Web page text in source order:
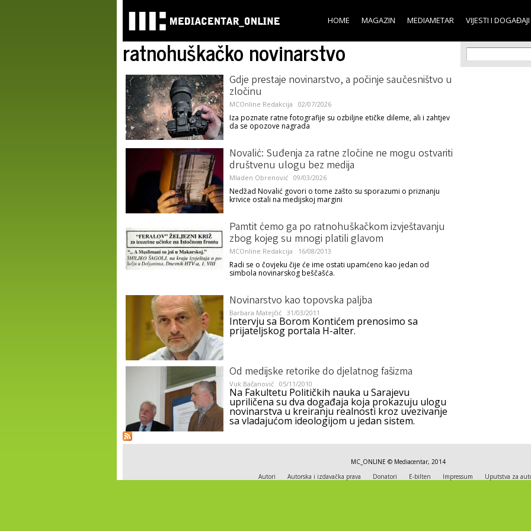
main
content
HOME MAGAZIN MEDIAMETAR VIJESTI I DOGAĐAJI
ratnohuškačko novinarstvo
Gdje prestaje novinarstvo, a počinje saučesništvo u
zločinu
MCOnline Redakcija 02/07/2026
Iza poznate ratne fotografije su ozbiljne etičke dileme, ali i zahtjev
da se opozove nagrada
Novalić: Suđenja za ratne zločine ne mogu ostvariti
društvenu ulogu bez medija
Mladen Obrenović 09/03/2026
Nedžad Novalić govori o tome zašto su sporazumi o priznanju
krivice ostali na medijskoj margini
Pamtit ćemo ga po ratnohuškačkom izvještavanju
zbog kojeg su mnogi platili glavom
MCOnline Redakcija 16/08/2013
Radi se o čovjeku čije će ime ostati upamćeno kao jedan od
simbola novinarskog beščašća.
Novinarstvo kao topovska paljba
Barbara Matejčić 31/03/2011
Intervju sa Borom Kontićem prenosimo sa
prijateljskog portala H-alter.
Od medijske retorike do djelatnog fašizma
Vuk Bačanović 05/11/2010
Na Fakultetu Političkih nauka u Sarajevu
upriličena su dva događaja koja prokazuju ulogu
novinarstva u kreiranju realnosti kroz uvezivanje
sa vladajućom ideologijom u jedan sistem.
Search
Search
MC_ONLINE © Mediacentar, 2014
Autori
Autorska i izdavačka prava Donatori E-bilten Impressum Uputstva za